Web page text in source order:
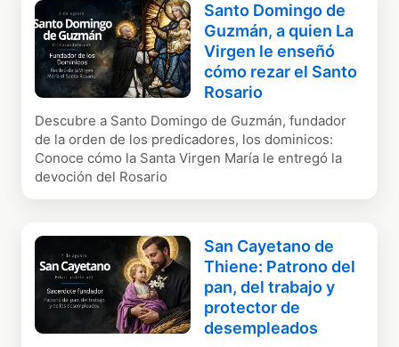
Santo Domingo de
Guzmán, a quien La
Virgen le enseñó
cómo rezar el Santo
Rosario
Descubre a Santo Domingo de Guzmán, fundador
de la orden de los predicadores, los dominicos:
Conoce cómo la Santa Virgen María le entregó la
devoción del Rosario
San Cayetano de
Thiene: Patrono del
pan, del trabajo y
protector de
desempleados